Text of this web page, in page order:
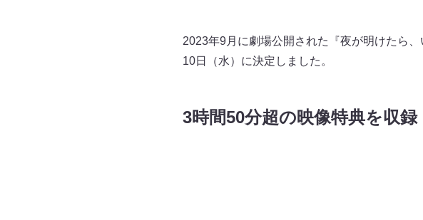
2023年9月に劇場公開された『夜が明けたら
10日（水）に決定しました。
3時間50分超の映像特典を収録